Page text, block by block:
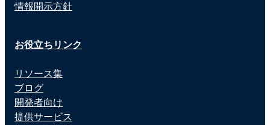
情報開示方針
お役立ちリンク
リソース集
ブログ
開発者向け
提供サービス